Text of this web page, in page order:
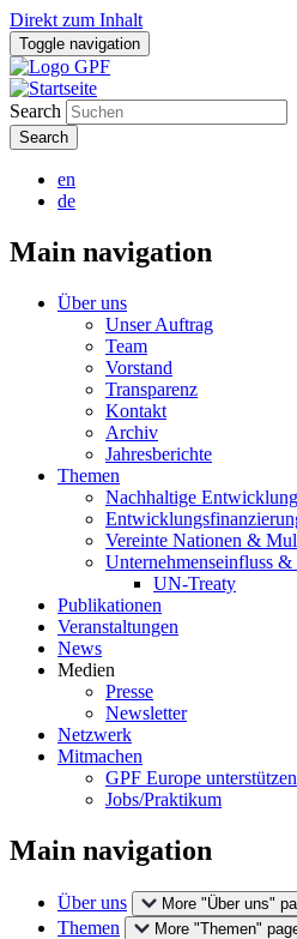
Direkt zum Inhalt
Toggle navigation
Search
en
de
Main navigation
Über uns
Unser Auftrag
Team
Vorstand
Transparenz
Kontakt
Archiv
Jahresberichte
Themen
Nachhaltige
Vereinte Nationen &
Unternehmenseinfluss
UN-Treaty
Publikationen
Veranstaltungen
News
Medien
Presse
Newsletter
Netzwerk
Mitmachen
GPF Europe unterstützen
Jobs/Praktikum
Main navigation
Über uns More "Über uns"
Themen More "Themen"